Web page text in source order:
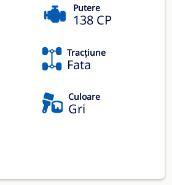
Putere
138 CP
Tracțiune
Fata
Culoare
Gri